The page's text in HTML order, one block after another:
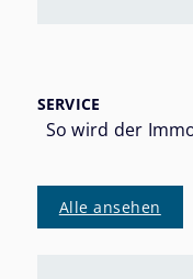
SERVICE
So wird der
Alle ansehen